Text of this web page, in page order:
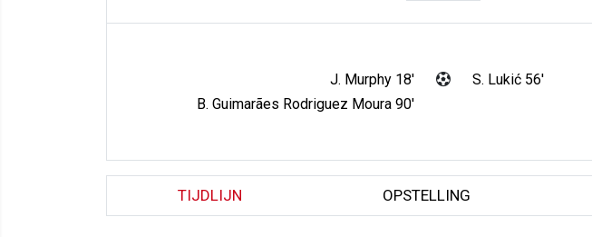
J. Murphy 18'
B. Guimarães Rodriguez Moura 90'
S. Lukić 56'
TIJDLIJN OPSTELLING